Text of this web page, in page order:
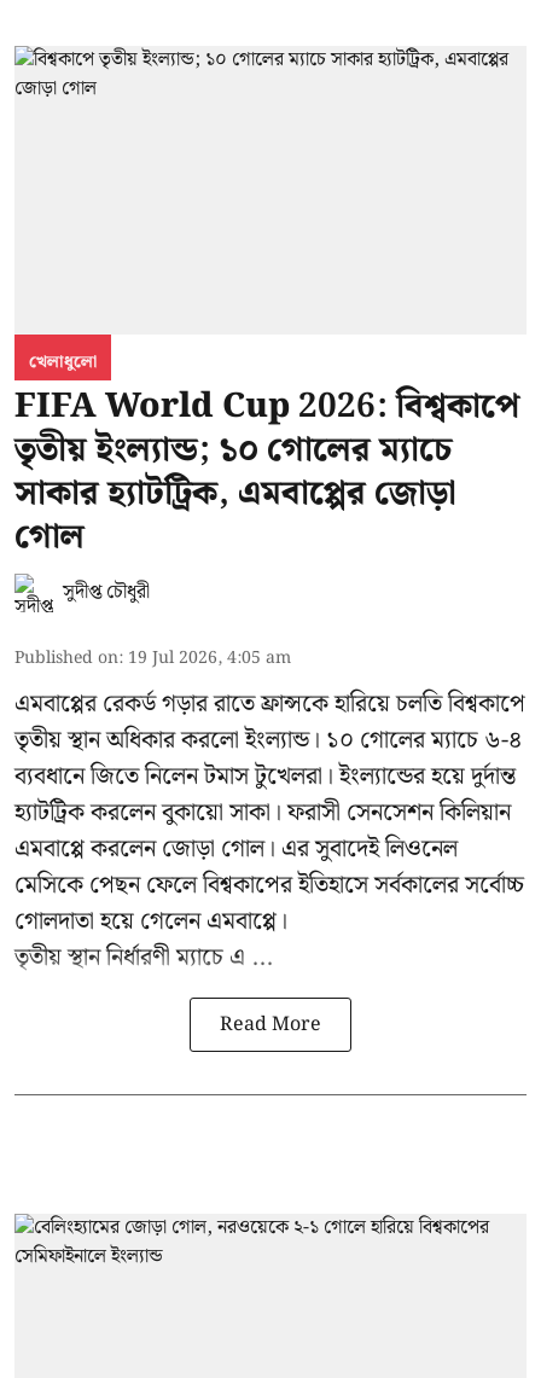
খেলাধুলো
FIFA World Cup 2026: বিশ্বকাপে
তৃতীয় ইংল্যান্ড; ১০ গোলের ম্যাচে
সাকার হ্যাটট্রিক, এমবাপ্পের জোড়া
গোল
সুদীপ্ত চৌধুরী
Published on: 19 Jul 2026, 4:05 am
এমবাপ্পের রেকর্ড গড়ার রাতে ফ্রান্সকে হারিয়ে চলতি বিশ্বকাপে
তৃতীয় স্থান অধিকার করলো ইংল্যান্ড। ১০ গোলের ম্যাচে ৬-৪
ব্যবধানে জিতে নিলেন টমাস টুখেলরা। ইংল্যান্ডের হয়ে দুর্দান্ত
হ্যাটট্রিক করলেন বুকায়ো সাকা। ফরাসী সেনসেশন কিলিয়ান
এমবাপ্পে করলেন জোড়া গোল। এর সুবাদেই লিওনেল
মেসিকে পেছন ফেলে বিশ্বকাপের ইতিহাসে সর্বকালের সর্বোচ্চ
গোলদাতা হয়ে গেলেন এমবাপ্পে।
তৃতীয় স্থান নির্ধারণী ম্যাচে এ ...
Read More